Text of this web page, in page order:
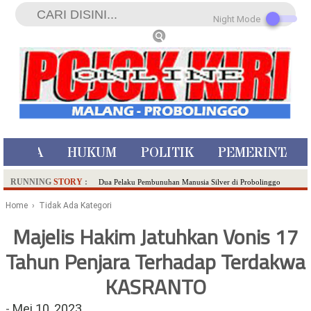
HUKUM POLITIK
RUNNING STORY : Dua Pelaku Pembunuhan Manusia Silver di Probolinggo
Literasi Melalui LASKAR JODA, Usung Filosofi Gelar Sehelai
Ambulance Dari Berbagai Daerah Padati Kota Wisata Batu
Hadirkan Tujuh Sapta Pesona Wisata di Amfiteater, Mikutopia
Home › Tidak Ada Kategori
Majelis Hakim Jatuhkan Vonis 17
Tahun Penjara Terhadap Terdakwa
KASRANTO
Night Mode